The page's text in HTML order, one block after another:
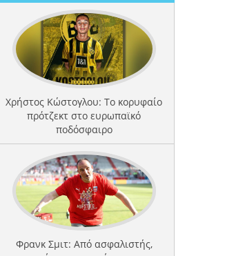
Χρήστος Κώστογλου: Το κορυφαίο
πρότζεκτ στο ευρωπαϊκό
ποδόσφαιρο
Φρανκ Σμιτ: Από ασφαλιστής,